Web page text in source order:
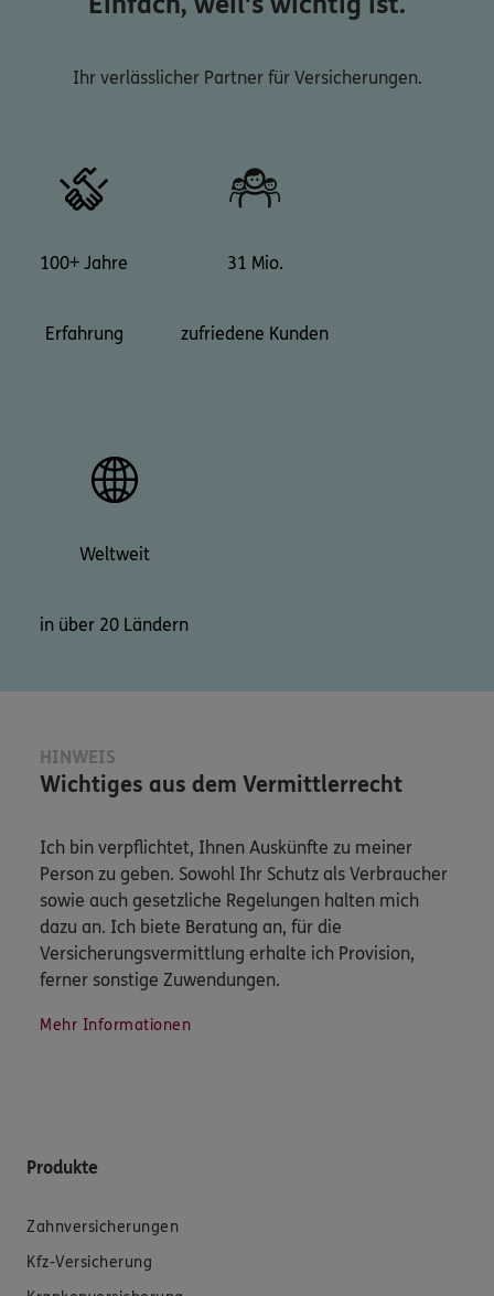
Ihr verlässlicher Partner für Versicherungen.
100+ Jahre
Erfahrung
31 Mio.
zufriedene Kunden
Weltweit
in über 20 Ländern
HINWEIS
Wichtiges aus dem Vermittlerrecht
Ich bin verpflichtet, Ihnen Auskünfte zu meiner
Person zu geben. Sowohl Ihr Schutz als Verbraucher
sowie auch gesetzliche Regelungen halten mich
dazu an. Ich biete Beratung an, für die
Versicherungsvermittlung erhalte ich Provision,
ferner sonstige Zuwendungen.
Mehr Informationen
Produkte
Zahnversicherungen
Kfz-Versicherung